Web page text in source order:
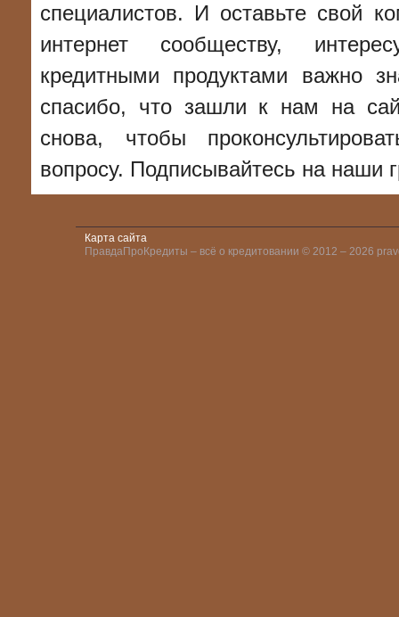
специалистов. И оставьте свой
интернет сообществу,
кредитными продуктами важно
спасибо, что зашли к нам на
снова, чтобы
вопросу. Подписывайтесь на наши
Карта сайта
ПравдаПроКредиты – всё о кредитовании © 2012 – 2026